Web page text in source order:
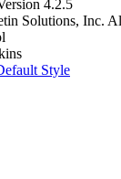
4.2.5
Solutions, Inc.
Style